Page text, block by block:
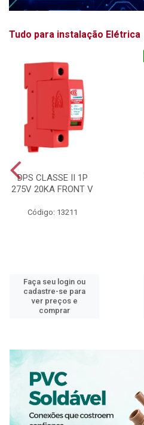
Tudo para instalação Elétrica
DPS CLASSE II 1P
275V 20KA FRONT V
Código: 13211
Faça seu login ou
cadastre-se para
ver preços e
comprar